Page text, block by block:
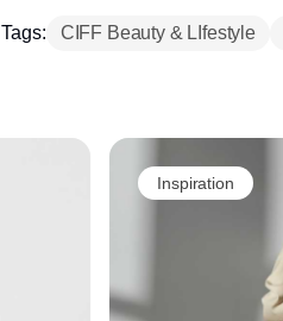
Tags: CIFF Beauty & LIfestyle
Inspiration